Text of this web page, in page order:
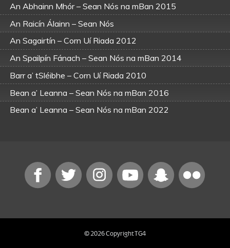
An Abhainn Mhór – Sean Nós na mBan 2015
An Raicín Álainn – Sean Nós
An Sagairtín – Corn Uí Riada 2012
An Spailpín Fánach – Sean Nós na mBan 2014
Barr a’ tSléibhe – Corn Uí Riada 2010
Bean a’ Leanna – Sean Nós na mBan 2016
Bean a’ Leanna – Sean Nós na mBan 2022
Mainistir na Búille – Corn Uí Riada 2009
Máire Ní Eidhin – Sean Nós na mBan 2016
Tógfaidh mé mo Sheolta – Corn Uí Riada 2010
© 2026 Copyright TG4